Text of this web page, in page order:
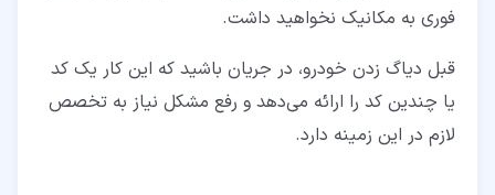
فوری به مکانیک نخواهید داشت.
قبل دیاگ زدن خودرو، در جریان باشید که این کار یک کد
یا چندین کد را ارائه می‌دهد و رفع مشکل نیاز به تخصص
لازم در این زمینه دارد.